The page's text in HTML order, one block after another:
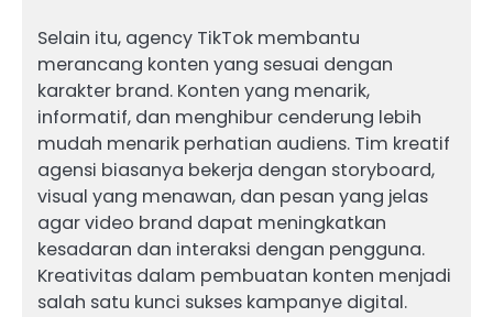
Selain itu, agency TikTok membantu
merancang konten yang sesuai dengan
karakter brand. Konten yang menarik,
informatif, dan menghibur cenderung lebih
mudah menarik perhatian audiens. Tim kreatif
agensi biasanya bekerja dengan storyboard,
visual yang menawan, dan pesan yang jelas
agar video brand dapat meningkatkan
kesadaran dan interaksi dengan pengguna.
Kreativitas dalam pembuatan konten menjadi
salah satu kunci sukses kampanye digital.